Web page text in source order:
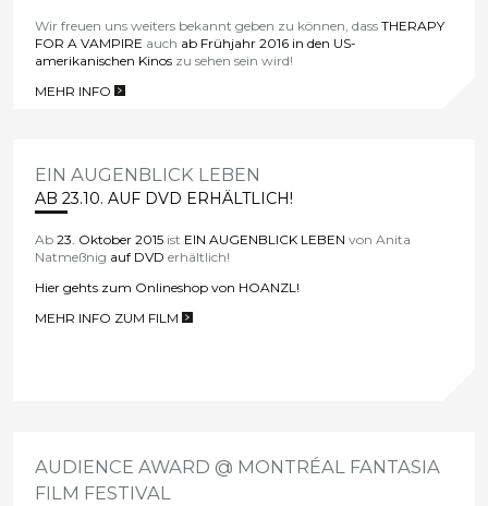
Wir freuen uns weiters bekannt geben zu können, dassTHERAPY
FOR A VAMPIRE auch ab Frühjahr 2016 in den US-
amerikanischen Kinos zu sehen sein wird!
MEHR INFO
EIN AUGENBLICK LEBEN
AB 23.10. AUF DVD ERHÄLTLICH!
Ab23. Oktober 2015 ist EIN AUGENBLICK LEBEN von Anita
Natmeßnig auf DVD erhältlich!
Hier gehts zum Onlineshop von HOANZL!
MEHR INFO ZUM FILM
>
AUDIENCE AWARD @ MONTRÉAL FANTASIA
FILM FESTIVAL